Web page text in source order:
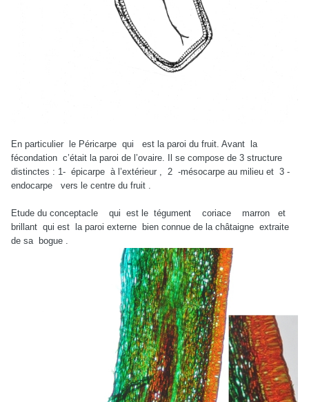
En particulier le Péricarpe qui est la paroi du fruit. Avant la
fécondation c’était la paroi de l’ovaire. Il se compose de 3 structure
distinctes : 1- épicarpe à l’extérieur , 2 -mésocarpe au milieu et 3 -
endocarpe vers le centre du fruit .
Etude du conceptacle qui est le tégument coriace marron et
brillant qui est la paroi externe bien connue de la châtaigne extraite
de sa bogue .